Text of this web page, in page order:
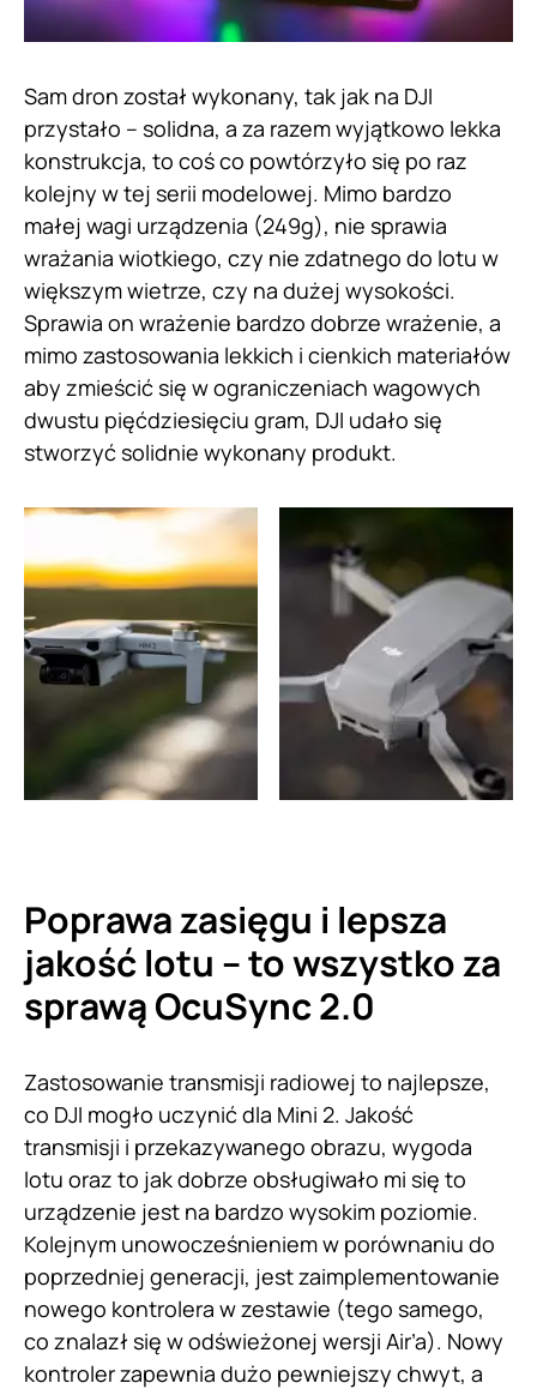
Sam dron został wykonany, tak jak na DJI
przystało – solidna, a za razem wyjątkowo lekka
konstrukcja, to coś co powtórzyło się po raz
kolejny w tej serii modelowej. Mimo bardzo
małej wagi urządzenia (249g), nie sprawia
wrażania wiotkiego, czy nie zdatnego do lotu w
większym wietrze, czy na dużej wysokości.
Sprawia on wrażenie bardzo dobrze wrażenie, a
mimo zastosowania lekkich i cienkich materiałów
aby zmieścić się w ograniczeniach wagowych
dwustu pięćdziesięciu gram, DJI udało się
stworzyć solidnie wykonany produkt.
Poprawa zasięgu i lepsza
jakość lotu – to wszystko za
sprawą OcuSync 2.0
Zastosowanie transmisji radiowej to najlepsze,
co DJI mogło uczynić dla Mini 2. Jakość
transmisji i przekazywanego obrazu, wygoda
lotu oraz to jak dobrze obsługiwało mi się to
urządzenie jest na bardzo wysokim poziomie.
Kolejnym unowocześnieniem w porównaniu do
poprzedniej generacji, jest zaimplementowanie
nowego kontrolera w zestawie (tego samego,
co znalazł się w odświeżonej wersji Air’a). Nowy
kontroler zapewnia dużo pewniejszy chwyt, a